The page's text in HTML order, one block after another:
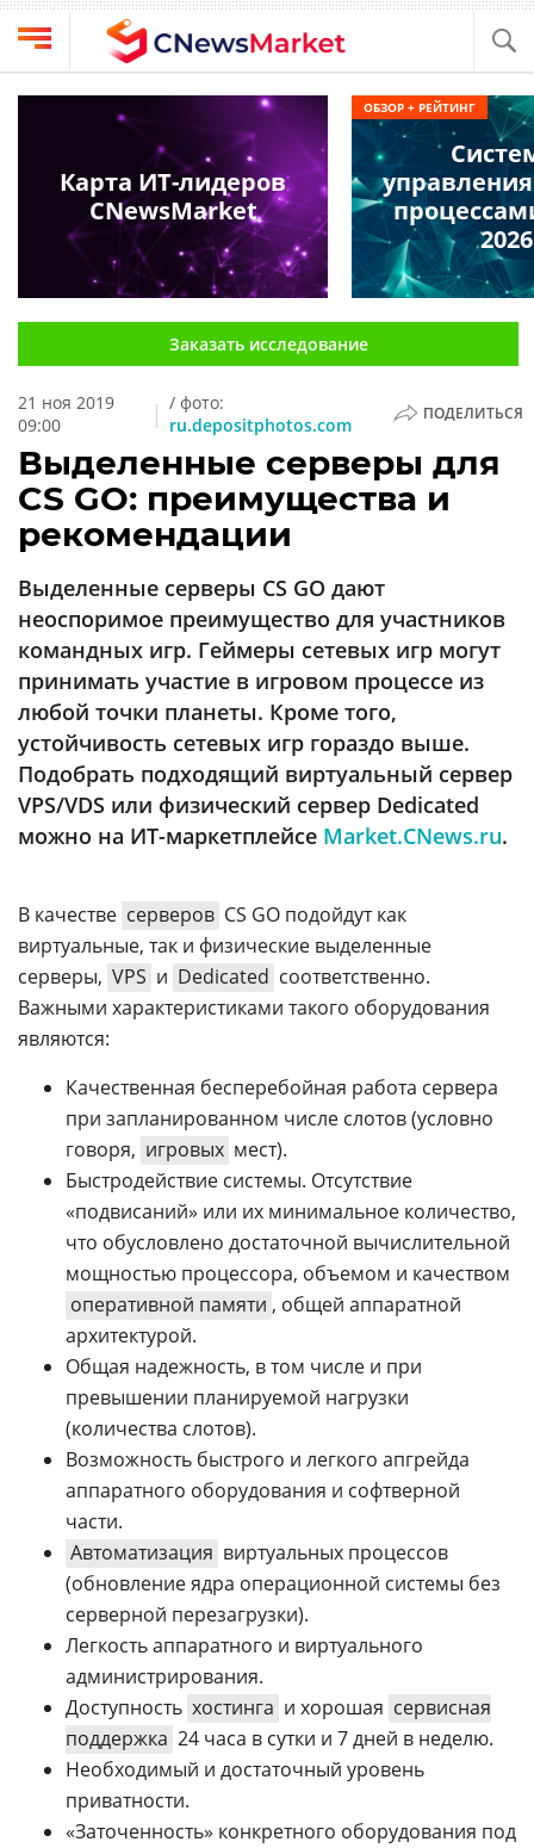
Выбрать
провайдера
Компании
обзоры
О
проекте
CNews
Аналитика
Конференции
ТВ
Об
издании
Реклама
Max
Telegram
Дзен
Rutube
CNews
Конференции
Техника
Заказать исследование
21 ноя 2019
09:00
| / фото:
ru.depositphotos.com
ПОДЕЛИТЬСЯ
Выделенные серверы для
CS GO: преимущества и
рекомендации
Выделенные серверы CS GO дают
неоспоримое преимущество для участников
командных игр. Геймеры сетевых игр могут
принимать участие в игровом процессе из
любой точки планеты. Кроме того,
устойчивость сетевых игр гораздо выше.
Подобрать подходящий виртуальный сервер
VPS/VDS или физический сервер Dedicated
можно на ИТ-маркетплейсе Market.CNews.ru.
В качестве серверов CS GO подойдут как
виртуальные, так и физические выделенные
серверы, VPS и Dedicated соответственно.
Важными характеристиками такого оборудования
являются:
Качественная бесперебойная работа сервера
при запланированном числе слотов (условно
говоря, игровых мест).
Быстродействие системы. Отсутствие
«подвисаний» или их минимальное количество,
что обусловлено достаточной вычислительной
мощностью процессора, объемом и качеством
оперативной памяти , общей аппаратной
архитектурой.
Общая надежность, в том числе и при
превышении планируемой нагрузки
(количества слотов).
Возможность быстрого и легкого апгрейда
аппаратного оборудования и софтверной
части.
Автоматизация виртyальных процессов
(обновление ядра операционной системы без
серверной перезагрузки).
Легкость аппаратного и виртуального
администрирования.
Доступность хостинга и хорошая сервисная
поддержка 24 часа в сутки и 7 дней в неделю.
Необходимый и достаточный уровень
приватности.
«Заточенность» конкретного оборудования под
Карта ИТ-лидеров
CNewsMarket
2026
ОБЗОР + РЕЙТИНГ